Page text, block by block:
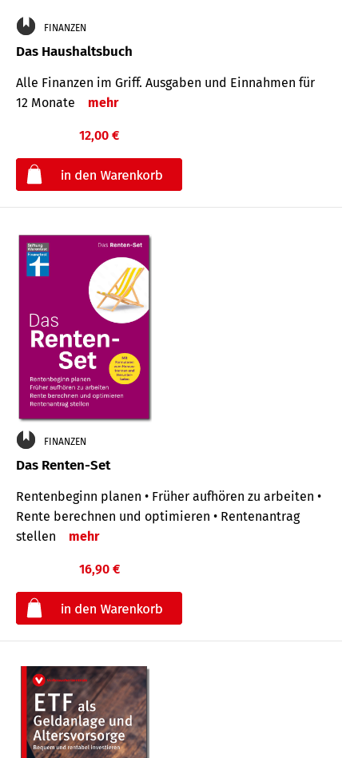
FINANZEN
Das Haushaltsbuch
Alle Finanzen im Griff. Aus­gaben und Ein­nahmen für
12 Monate
mehr
12,00 €
FINANZEN
Das Renten-Set
Rentenbeginn planen • Früher aufhören zu arbeiten •
Rente berechnen und optimieren • Rentenantrag
stellen
mehr
16,90 €